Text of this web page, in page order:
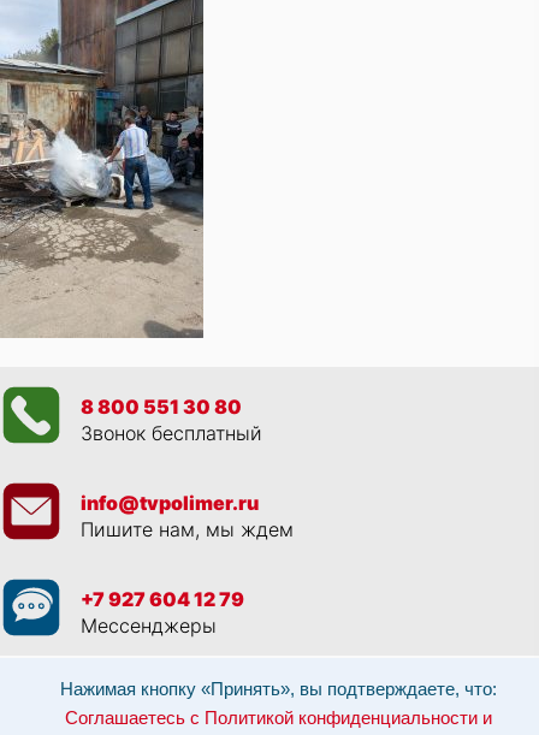
Нажимая кнопку «Принять», вы подтверждаете, что:
Соглашаетесь с Политикой конфиденциальности и
8 800 551 30 80
Звонок бесплатный
info@tvpolimer.ru
Пишите нам, мы ждем
+7 927 604 12 79
Мессенджеры
Просматривая данный веб сайт, и обращаясь к нам, вы:Соглашаетесь с
Разрешаете обработку персональных данных в соответствии с 152-ФЗ